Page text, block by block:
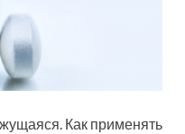
Как применять